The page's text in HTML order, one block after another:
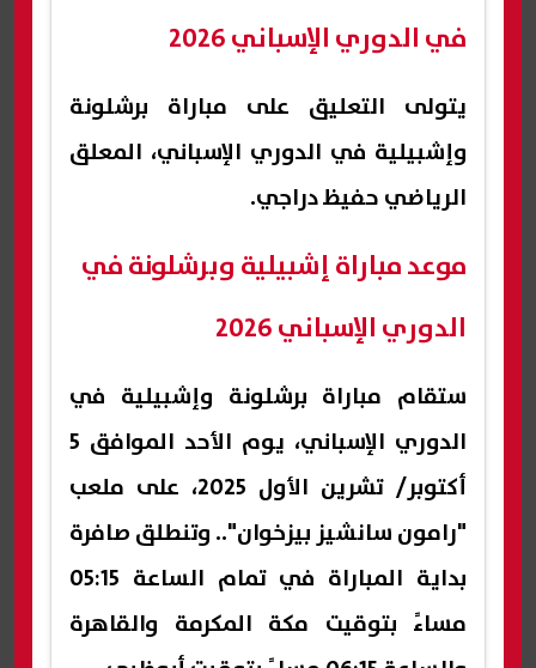
في الدوري الإسباني 2026
يتولى التعليق على مباراة برشلونة
وإشبيلية في الدوري الإسباني، المعلق
الرياضي حفيظ دراجي.
موعد مباراة إشبيلية وبرشلونة في
الدوري الإسباني 2026
ستقام مباراة برشلونة وإشبيلية في
الدوري الإسباني، يوم الأحد الموافق 5
أكتوبر/ تشرين الأول 2025، على ملعب
"رامون سانشيز بيزخوان".. وتنطلق صافرة
بداية المباراة في تمام الساعة 05:15
مساءً بتوقيت مكة المكرمة والقاهرة